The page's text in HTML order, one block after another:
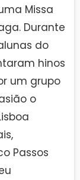
Missa
Durante
do
hinos
um grupo
o
Passos